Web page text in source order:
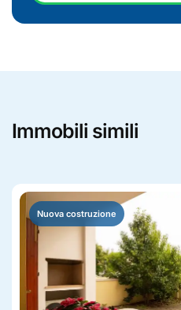
Immobili simili
Nuova costruzione